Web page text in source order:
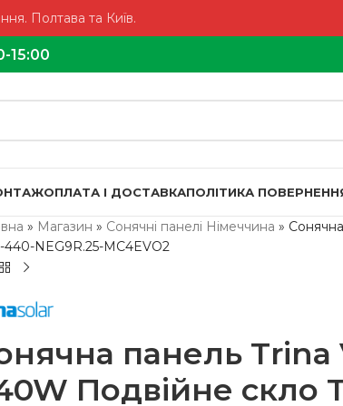
Полтава та Київ.
15:00
ОПЛАТА І ДОСТАВКАПОЛІТИКА
» Магазин » Сонячні панелі Німеччина »
440-NEG9R.25-MC4EVO2
панель Trina
Подвійне скло